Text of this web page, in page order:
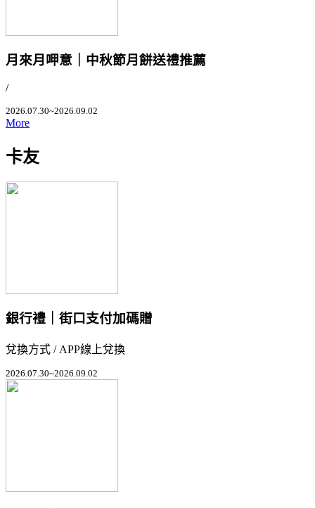
月來月呷意｜中秋節月餅送禮推薦
/
2026.07.30~2026.09.02
More
卡友
銀行禮｜街口支付加碼贈
兌換方式 / APP線上兌換
2026.07.30~2026.09.02